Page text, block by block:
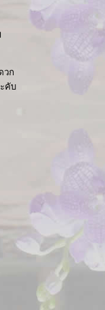
วก
คับ